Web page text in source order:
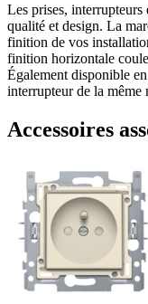
Les prises,
qualité et design. La
finition de vos
finition horizontale
Également disponible
interrupteur de la même
Accessoires